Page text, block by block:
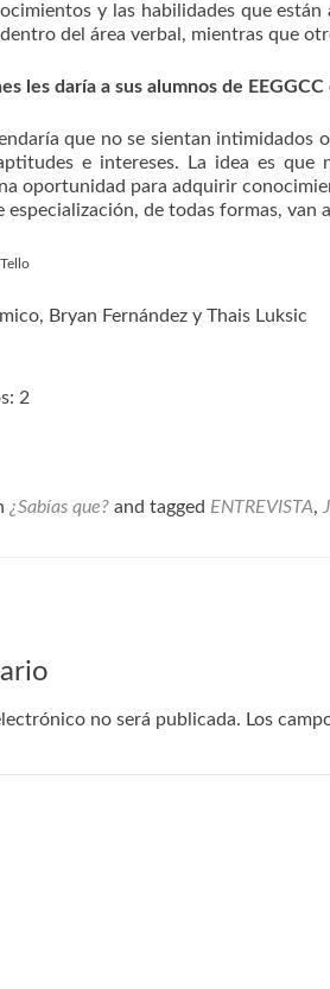
y las habilidades que
del área verbal, mientras que
les daría a sus alumnos de
que no se sientan
e intereses. La idea es
oportunidad para adquirir
especialización, de todas formas, van
Bryan Fernández y Thais Luksic
2
¿Sabías que? and tagged ENTREVISTA,
entradas
no será publicada. Los